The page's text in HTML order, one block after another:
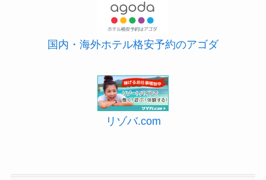
国内・海外ホテル格安予約のアゴダ
リゾバ.com